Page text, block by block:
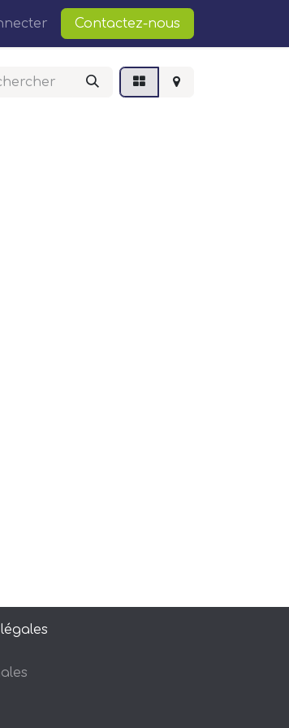
Contactez-nous